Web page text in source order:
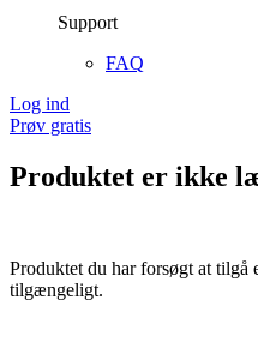
Support
FAQ
Log ind
Prøv gratis
Produktet er ikke
Produktet du har forsøgt at
tilgængeligt.